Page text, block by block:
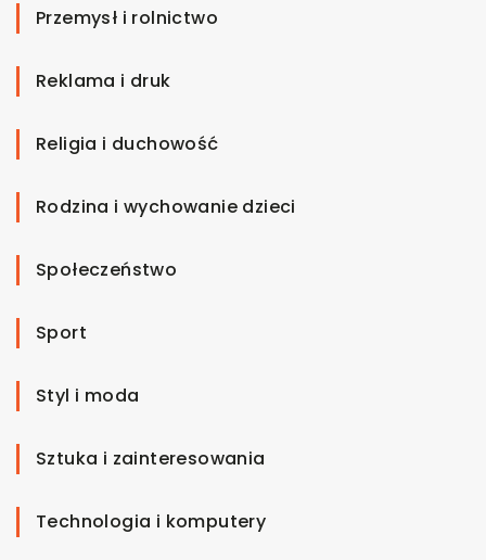
Przemysł i rolnictwo
Reklama i druk
Religia i duchowość
Rodzina i wychowanie dzieci
Społeczeństwo
Sport
Styl i moda
Sztuka i zainteresowania
Technologia i komputery